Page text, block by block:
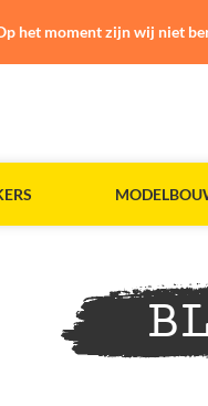
het moment zijn wij niet